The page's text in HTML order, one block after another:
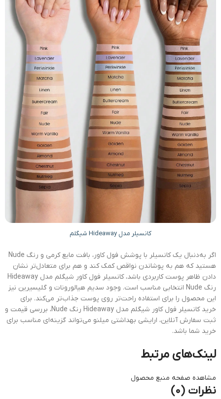
کانسیلر مدل Hideaway شیگلم
اگر به‌دنبال یک کانسیلر با پوشش فول کاور، بافت مایع کرمی و رنگ Nude
هستید که هم به پوشاندن نواقص کمک کند و هم برای متعادل‌تر نشان
دادن ظاهر پوست کاربردی باشد، کانسیلر فول کاور شیگلم مدل Hideaway
رنگ Nude انتخابی مناسب است. وجود سدیم هیالورونات و گلیسیرین نیز
این محصول را برای استفاده راحت‌تر روی پوست جذاب‌تر می‌کند. برای
خرید کانسیلر فول کاور شیگلم مدل Hideaway رنگ Nude، بررسی قیمت و
ثبت سفارش آنلاین، ارایشی بهداشتی میلنو می‌تواند گزینه‌ای مناسب برای
خرید شما باشد.
لینک‌های مرتبط
مشاهده صفحه منبع محصول
نظرات (0)